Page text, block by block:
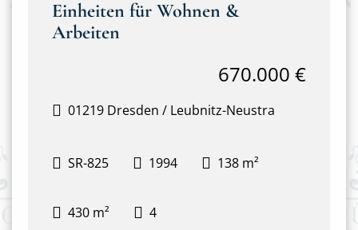
Einheiten für Wohnen &
Arbeiten
01219 Dresden / Leubnitz-Neustra
670.000 €
SR-825 1994 138 m²
430 m² 4